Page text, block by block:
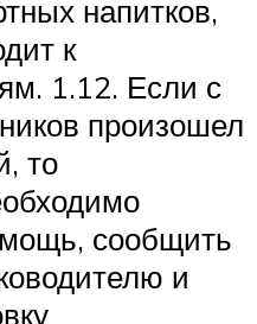
напитков,
к
1.12. Если с
произошел
то
сообщить
и